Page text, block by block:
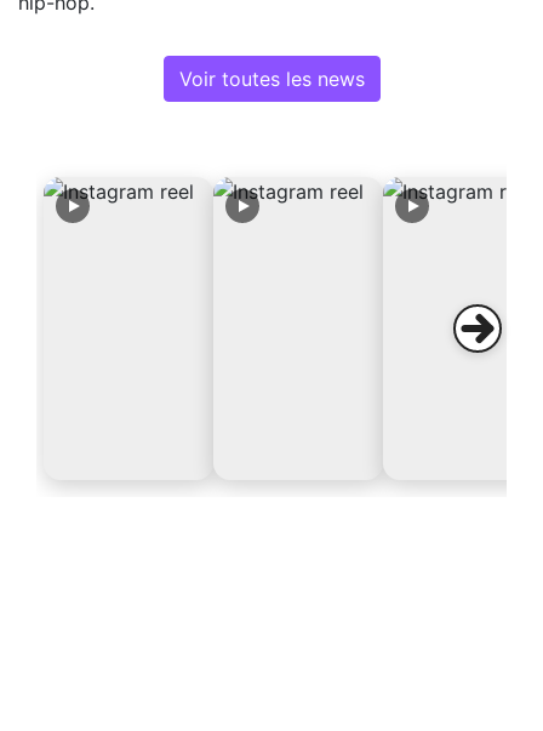
Voir toutes les news